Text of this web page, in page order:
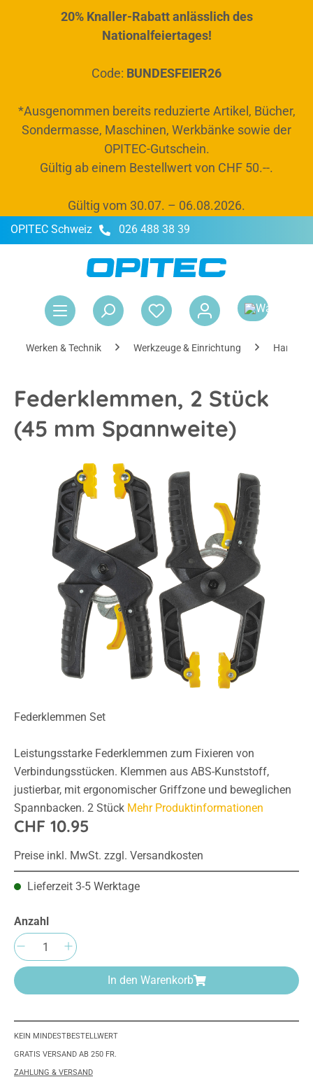
springen20% Knaller-Rabatt anlässlich des
Nationalfeiertages!
Code: BUNDESFEIER26
*Ausgenommen bereits reduzierte Artikel, Bücher,
Sondermasse, Maschinen, Werkbänke sowie der
OPITEC-Gutschein.
Gültig ab einem Bestellwert von CHF 50.--.
Gültig vom 30.07. – 06.08.2026.
OPITEC Schweiz 026 488 38 39
Werken & Technik Werkzeuge & Einrichtung
Federklemmen, 2 Stück
(45 mm Spannweite)
Bildergalerie überspringen
Federklemmen Set
Leistungsstarke Federklemmen zum Fixieren von
Verbindungsstücken. Klemmen aus ABS-Kunststoff,
justierbar, mit ergonomischer Griffzone und beweglichen
Spannbacken. 2 Stück Mehr Produktinformationen
CHF 10.95
Preise inkl. MwSt. zzgl. Versandkosten
Lieferzeit 3-5 Werktage
Anzahl
Produkt Anzahl: Gib den gewünschten
In den Warenkorb
KEIN MINDESTBESTELLWERT
GRATIS VERSAND AB 250 FR.
ZAHLUNG & VERSAND